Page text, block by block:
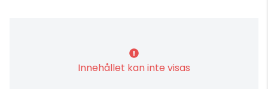
Innehållet kan inte visas